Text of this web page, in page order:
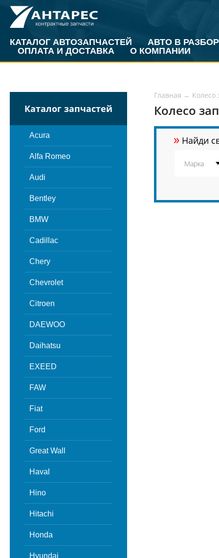
КАТАЛОГ АВТОЗАПЧАСТЕЙ
АВТО В РАЗБОР
ОПЛАТА И ДОСТАВКА
О КОМПАНИИ
Каталог запчастей
Acura
Alfa Romeo
Audi
Bentley
BMW
Cadillac
Chery
Chevrolet
Citroen
DAEWOO
Daihatsu
EXEED
FAW
Fiat
Ford
Great Wall
Haval
Hino
Hitachi
Honda
Hyundai
Главная ← Колесо
Колесо
» Найди